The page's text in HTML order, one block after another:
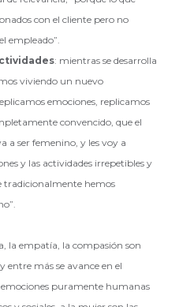
con el cliente pero no
empleado”.
: mientras se desarrolla
viviendo un nuevo
emociones, replicamos
convencido, que el
a ser femenino, y les voy a
y las actividades irrepetibles y
tradicionalmente hemos
la empatía, la compasión son
entre más se avance en el
puramente humanas